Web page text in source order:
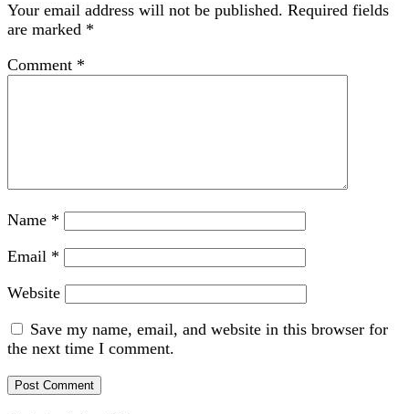
Your email address will not be published. Required fields
are marked *
Comment *
Name *
Email *
Website
Save my name, email, and website in this browser for
the next time I comment.